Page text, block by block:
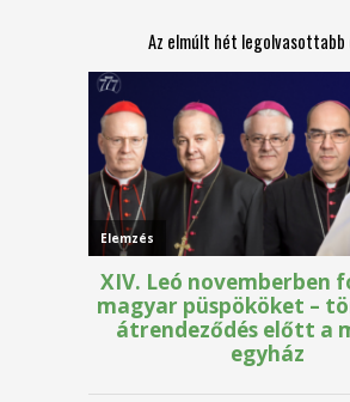
Az elmúlt hét legolvasottabb